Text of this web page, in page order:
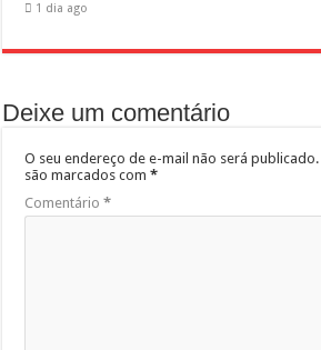
1 dia ago
Deixe um comentário
O seu endereço de e-mail não será publicado.
são marcados com*
Comentário*